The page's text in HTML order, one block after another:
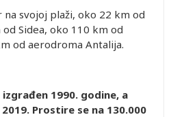
na svojoj plaži, oko 22 km od
Sidea, oko 110 km od
od aerodroma Antalija.
1990. godine, a
Prostire se na 130.000